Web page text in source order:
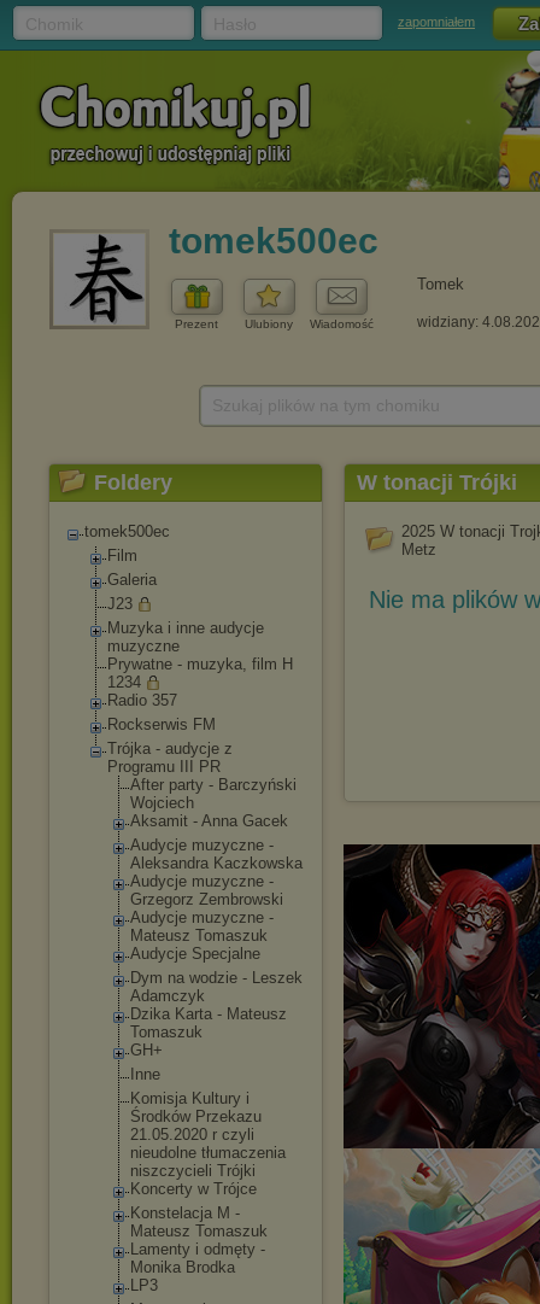
zapomniałem
tomek500ec
Prezent Ulubiony Wiadomość
Tomek
widziany:
Foldery
tomek500ec
Film
Galeria
J23
Muzyka i inne audycje
muzyczne
Prywatne - muzyka, film H
1234
Radio 357
Rockserwis FM
Trójka - audycje z
Programu III PR
After party - Barczyński
Wojciech
Aksamit - Anna Gacek
Audycje muzyczne -
Aleksandra Kaczkowska
Audycje muzyczne -
Grzegorz Zembrowski
Audycje muzyczne -
Mateusz Tomaszuk
Audycje Specjalne
Dym na wodzie - Leszek
Adamczyk
Dzika Karta - Mateusz
Tomaszuk
GH+
Inne
Komisja Kultury i
Środków Przekazu
21.05.2020 r czyli
nieudolne tłumaczenia
niszczycieli Trójki
Koncerty w Trójce
Konstelacja M -
Mateusz Tomaszuk
Lamenty i odmęty -
Monika Brodka
LP3
W tonacji Trójki
2025 W tonacji
Metz
Nie ma plików